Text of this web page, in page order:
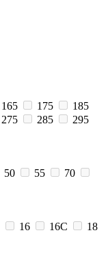
165 175
185
275 285
295
50 55
70
16 16C
18